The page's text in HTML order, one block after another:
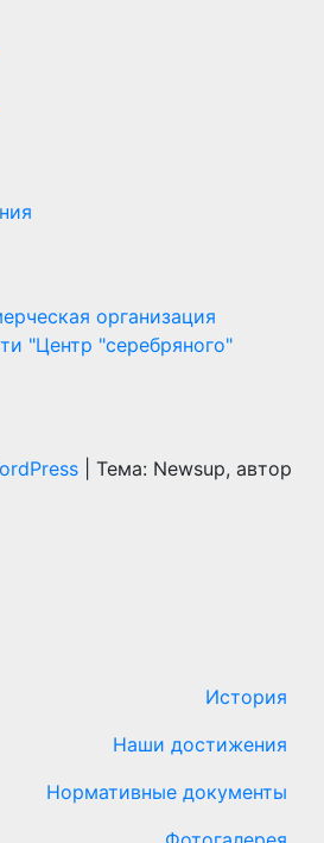
организация
"Центр "cеребряного"
Тема: Newsup, автор
История
Наши достижения
Нормативные документы